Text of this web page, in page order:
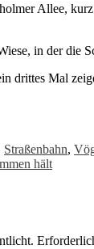
Allee,
in der die
drittes Mal
Straßenbahn,
hält